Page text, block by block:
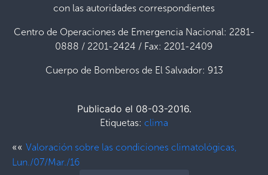
con las autoridades correspondientes
Centro de Operaciones de Emergencia Nacional: 2281-
0888 / 2201-2424 / Fax: 2201-2409
Cuerpo de Bomberos de El Salvador: 913
Publicado el 08-03-2016.
Etiquetas: clima
«« Valoración sobre las condiciones climatológicas,
Lun./07/Mar./16